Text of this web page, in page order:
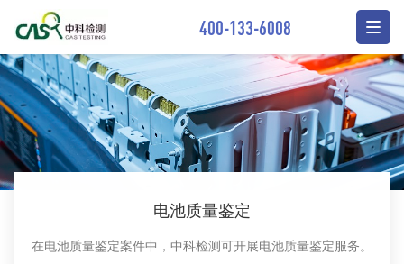
400-133-6008
电池质量鉴定
在电池质量鉴定案件中，中科检测可开展电池质量鉴定服务。